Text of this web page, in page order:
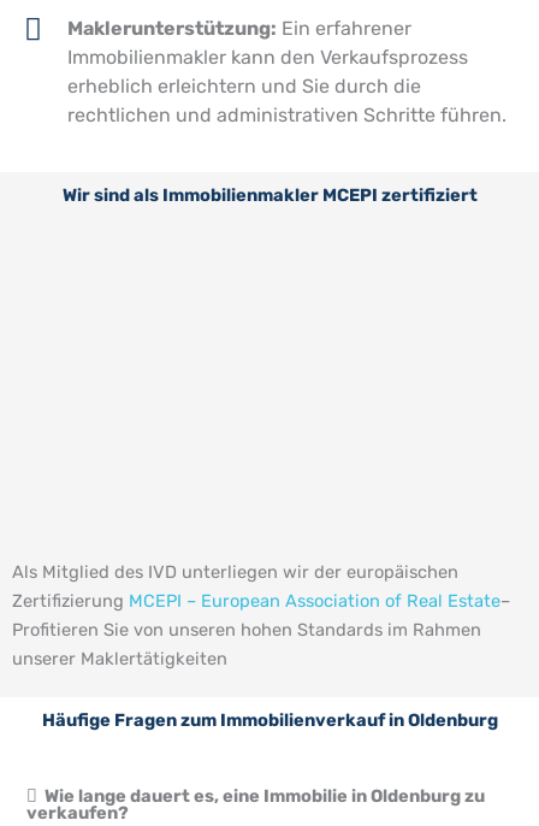
Maklerunterstützung: Ein erfahrener
Immobilienmakler kann den Verkaufsprozess
erheblich erleichtern und Sie durch die
rechtlichen und administrativen Schritte führen.
Wir sind als Immobilienmakler MCEPI zertifiziert
Als Mitglied des IVD unterliegen wir der europäischen
Zertifizierung MCEPI – European Association of Real Estate–
Profitieren Sie von unseren hohen Standards im Rahmen
unserer Maklertätigkeiten
Häufige Fragen zum Immobilienverkauf in Oldenburg
Wie lange dauert es, eine Immobilie in Oldenburg zu
verkaufen?